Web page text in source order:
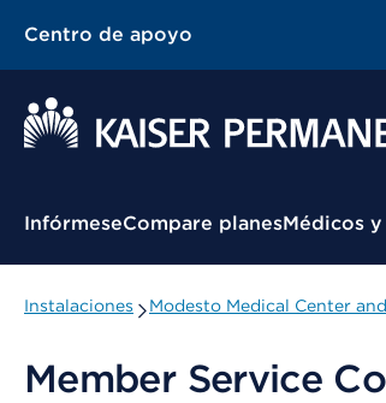
Centro de apoyo
Menú contextual
InfórmeseCompare planesMédicos
Instalaciones Modesto Medical Center
Member Service